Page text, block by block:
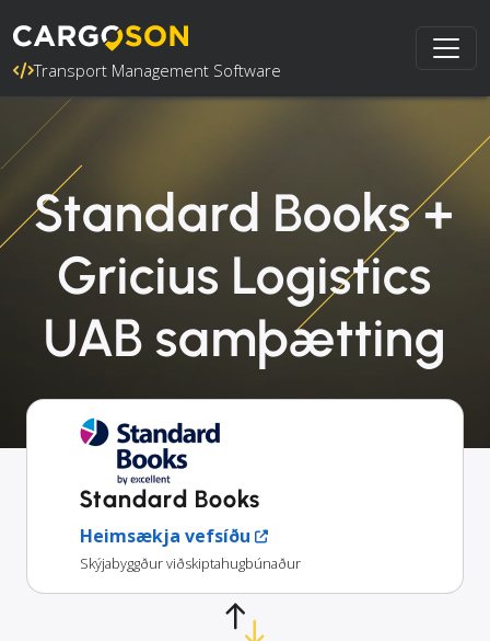
Transport Management Software
Standard Books +
Gricius Logistics
UAB samþætting
Standard Books
Heimsækja vefsíðu
Skýjabyggður viðskiptahugbúnaður